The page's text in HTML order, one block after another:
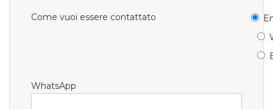
Come vuoi essere contattato
WhatsApp